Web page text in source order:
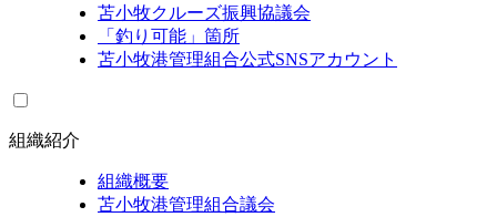
苫小牧クルーズ振興協議会
「釣り可能」箇所
苫小牧港管理組合公式SNSアカウント
組織紹介
組織概要
苫小牧港管理組合議会